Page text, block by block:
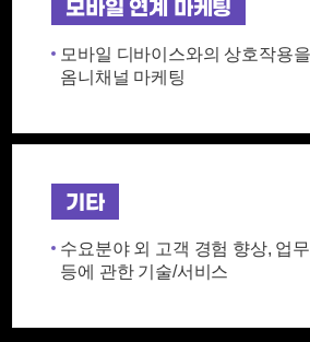
모바일 연계 마케팅
모바일 디바이스와의 상호작용
옴니채널 마케팅
기타
수요분야 외 고객 경험 향상, 업
등에 관한 기술/서비스